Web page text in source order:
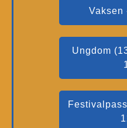
Vaksen
Ungdom